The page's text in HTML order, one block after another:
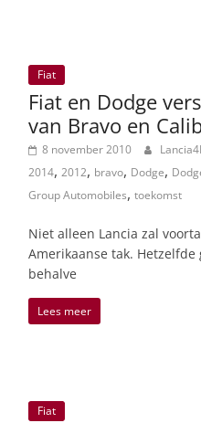
Fiat
Fiat en Dodge
van Bravo en
8 november 2010
2014, 2012, bravo, Dodge,
Group Automobiles, toekomst
Niet alleen Lancia zal
Amerikaanse tak. Hetzelfde
behalve
Lees meer
Fiat